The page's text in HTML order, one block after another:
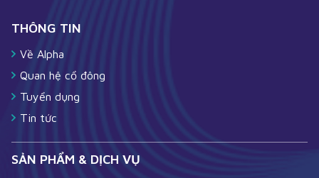
THÔNG TIN
Về Alpha
Quan hệ cổ đông
Tuyển dụng
Tin tức
SẢN PHẨM & DỊCH VỤ